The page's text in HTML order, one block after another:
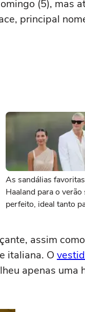
(5), mas
principal
As sandálias
Haaland para o
perfeito, ideal tanto
assim
italiana. O
apenas uma